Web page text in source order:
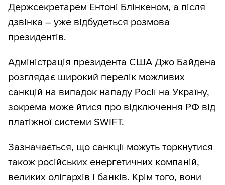
Держсекретарем Ентоні Блінкеном, а після
дзвінка – уже відбудеться розмова
президентів.
Адміністрація президента США Джо Байдена
розглядає широкий перелік можливих
санкцій на випадок нападу Росії на Україну,
зокрема може йтися про відключення РФ від
платіжної системи SWIFT.
Зазначається, що санкції можуть торкнутися
також російських енергетичних компаній,
великих олігархів і банків. Крім того, вони